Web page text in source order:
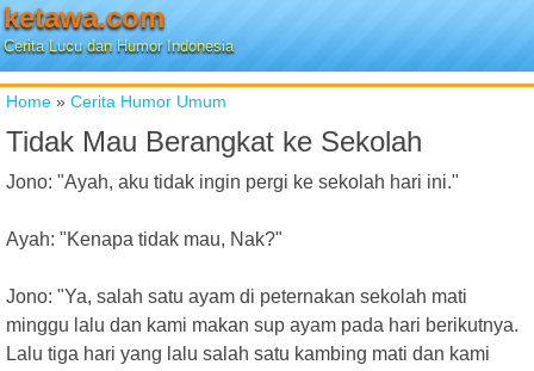
ketawa.com
Cerita Lucu dan Humor Indonesia
Home » Cerita Humor Umum
Tidak Mau Berangkat ke Sekolah
Jono: "Ayah, aku tidak ingin pergi ke sekolah hari ini."
Ayah: "Kenapa tidak mau, Nak?"
Jono: "Ya, salah satu ayam di peternakan sekolah mati
minggu lalu dan kami makan sup ayam pada hari berikutnya.
Lalu tiga hari yang lalu salah satu kambing mati dan kami